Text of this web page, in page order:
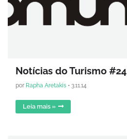
Notícias do Turismo #24
por Rapha Aretakis • 3.11.14
Leia mais »